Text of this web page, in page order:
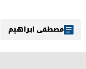
مصطفی ابراهیم